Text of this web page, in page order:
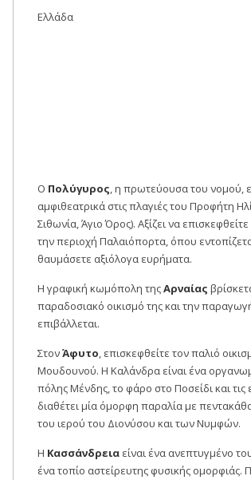
Ελλάδα
Ο Πολύγυρος, η πρωτεύουσα του νομού,
αμφιθεατρικά στις πλαγιές του Προφήτη
Σιθωνία, Άγιο Όρος). Αξίζει να
την περιοχή Παλαιόπορτα, όπου
θαυμάσετε αξιόλογα ευρήματα.
Η γραφική κωμόπολη τηςΑρναίας
παραδοσιακό οικισμό της και την
επιβάλλεται.
ΣτονΆφυτο, επισκεφθείτε τον παλιό
Μουδουνού. Η Καλάνδρα είναι ένα
πόλης Μένδης, το φάρο στο Ποσείδι και
διαθέτει μία όμορφη παραλία με
του ιερού του Διονύσου και των Νυμφών.
Η Κασσάνδρεια είναι ένα ανεπτυγμένο
ένα τοπίο αστείρευτης φυσικής